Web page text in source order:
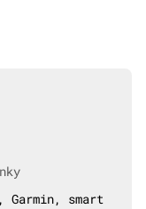
Garmin, smart